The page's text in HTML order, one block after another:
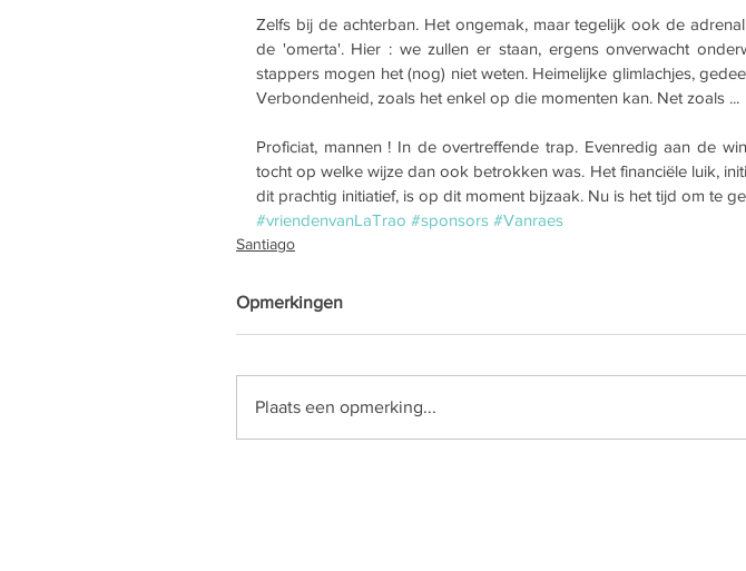
Zelfs bij de achterban. Het ongemak, maar tegelijk ook de
de 'omerta'. Hier : we zullen er staan, ergens onverwacht
stappers mogen het (nog) niet weten. Heimelijke glimlachjes,
Verbondenheid, zoals het enkel op die momenten kan. Net zoals ...
Proficiat, mannen ! In de overtreffende trap. Evenredig aan de
tocht op welke wijze dan ook betrokken was. Het financiële luik,
dit prachtig initiatief, is op dit moment bijzaak. Nu is het tijd om te
#vriendenvanLaTrao #sponsors #Vanraes
Santiago
Opmerkingen
Plaats een opmerking...